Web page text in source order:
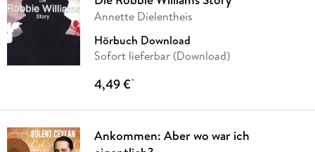
Annette Dielentheis
Hörbuch Download
Sofort lieferbar (Download)
4,49 €*
Ankommen: Aber wo war ich